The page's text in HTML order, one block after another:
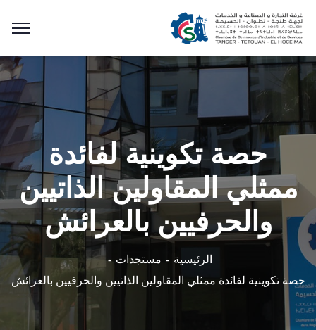
حصة تكوينية لفائدة
ممثلي المقاولين الذاتيين
والحرفيين بالعرائش
الرئيسية مستجدات
حصة تكوينية لفائدة ممثلي المقاولين الذاتيين والحرفيين بالعرائش